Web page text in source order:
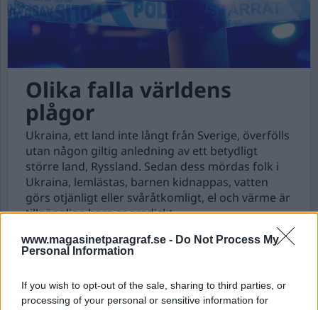
www.magasinetparagraf.se - Do Not Process My
Personal Information
If you wish to opt-out of the sale, sharing to third parties, or
processing of your personal or sensitive information for
Olika falla världens
plågor
Ukraina, ett land inte långt från Sverige, överfölls
utan någon giltig anledning av ett betydligt
större land, Ryssland. Sedan dess mördas folk i
Ukraina, lemlästas, barnen kidnappas, vatten
görs otjänligt eller svåråtkomligt, el och värme är
tillgängliga bara sporadiskt.
torsdag 6 oktober 2022